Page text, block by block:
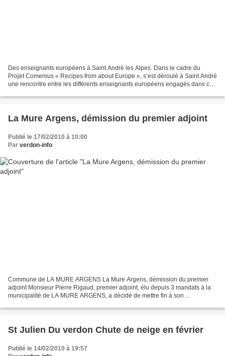
Des enseignants européens à Saint André les Alpes. Dans le cadre du
Projet Comenius « Recipes from about Europe », s’est déroulé à Saint André
une rencontre entre les différents enseignants européens engagés dans ce
La Mure Argens, démission du premier adjoint
Publié le 17/02/2010 à 10:00
Par verdon-info
Commune de LA MURE ARGENS La Mure Argens, démission du premier
adjoint Monsieur Pierre Rigaud, premier adjoint, élu depuis 3 mandats à la
municipalité de LA MURE ARGENS, a décidé de mettre fin à son
St Julien Du verdon Chute de neige en février
Publié le 14/02/2010 à 19:57